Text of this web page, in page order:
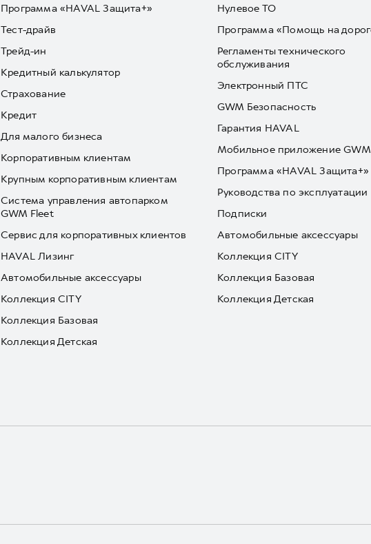
Программа «HAVAL Защита+»
Тест-драйв
Трейд-ин
Кредитный калькулятор
Страхование
Кредит
Для малого бизнеса
Корпоративным клиентам
Крупным корпоративным клиентам
Система управления автопарком
GWM Fleet
Сервис для корпоративных клиентов
HAVAL Лизинг
Автомобильные аксессуары
Коллекция CITY
Коллекция Базовая
Коллекция Детская
Нулевое ТО
Программа «Помощь на
Регламенты технического
обслуживания
Электронный ПТС
GWM Безопасность
Гарантия HAVAL
Мобильное приложение GWM
Программа «HAVAL Защита+»
Руководства по эксплуатации
Подписки
Автомобильные аксессуары
Коллекция CITY
Коллекция Базовая
Коллекция Детская